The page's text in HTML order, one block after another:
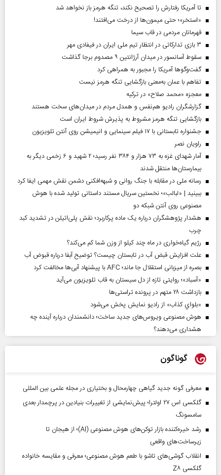
تا آمریکا رفتارش را تصحیح نکند، تنگه هرمز باز نخواهد شد
«استخر»‌‌؛ حتی میمون‌ها از درخت می‌افتند!
قهرمانان مردمی در قاب سیما
۳ بازی تدارکاتی در انتظار تیم ملی ایران در فیفادی مهر
سقوط آسانسور در میدان آرژانتین ۹ مصدوم برجا گذاشت
گفت‌وگوها آمریکا را مجبور به همراهی کرد
تفاهم با عمان به‌معنی بازگشایی تنگه هرمز نیست
معجزه «محمد صلاح» در ترکیه
گزارشگران رادیو هم‌نفس و همدل مردم در میدان‌های سخت هستند
بازگشایی تنگه هرمز مشروط به پذیرش شروط ایران است
جشنواره تابستانی با ۱۷ فیلم سینمایی و انیمیشن روی آنتن تلویزیون
راویان نصر
آمار شهدای غزه به ۷۳ هزار و ۳۸۴ نفر رسید؛ ۲ شهید و ۶ زخمی دیگر به
بیمارستان‌ها منتقل شدند
رسانه ملی در مقابله با جنگ روانی و شبهه‌افکنی دشمن نقش مهمی ایفا کرد
ببینید | «لبالب»؛ نخستین سریال مستند داستانی تولید شده با هوش
مصنوعی روی آنتن شبکه دو
هشدار پژوهشگران درباره یک ماده پرکاربرد؛ نقش پلی‌اتیلن در تشدید کبد
چرب
رژیم گیاه‌خواری در ماه چند کیلو از وزن شما کم می‌کند؟
علت افزایش قبض آب در تابستان چیست؟ توضیح آبفا درباره قبوض آب
بصره از میزبانی استقلال جا ماند؛ AFC با پیشنهاد آبی‌ها مخالفت کرد
«آسباد»؛ روایتی تازه از دل سیستان به قاب تلویزیون می‌آید
بازداشت ۲۸ متهم در پرونده تراستی‌ها
«بلواي کذاب» از رادیو نمایش پخش می‌شود
هوش مصنوعی ویروس‌های جدید ساخت؛ دانشمندان درباره آینده چه
هشداری می‌دهند؟
گوناگون
معرفی گونه جدید گیاهی چهارمحال و بختیاری در مجله علمی بین المللی
گلکسی اس ۲۷ اولترا؛ پیش‌نمایشی از تغییرات بنیادین در پرچمدار بعدی
سامسونگ
رشد خیره‌کننده بازار توکن‌های هوش مصنوعی (AI)؛ از هیجان تا
زیرساخت‌های واقعی
انقلاب گوشی‌های تاشو‌ با طعم هوش مصنوعی؛ معرفی و مقایسه خانواده
گلکسی Z۸